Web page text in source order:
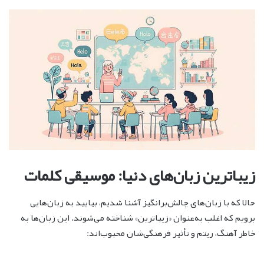
زیباترین زبان‌های دنیا: موسیقی کلمات
حالا که با زبان‌های چالش‌برانگیز آشنا شدیم، بیایید به زبان‌هایی
برویم که اغلب به‌عنوان «زیباترین» شناخته می‌شوند. این زبان‌ها به
خاطر آهنگ، ریتم و تأثیر فرهنگی‌شان محبوب‌اند: